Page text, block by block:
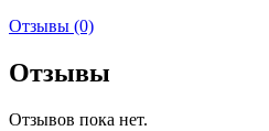
Отзывы (0)
Отзывы
Отзывов пока нет.